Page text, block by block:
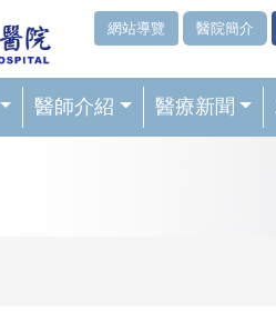
網站導覽 醫院簡介
醫師介紹 醫療新聞